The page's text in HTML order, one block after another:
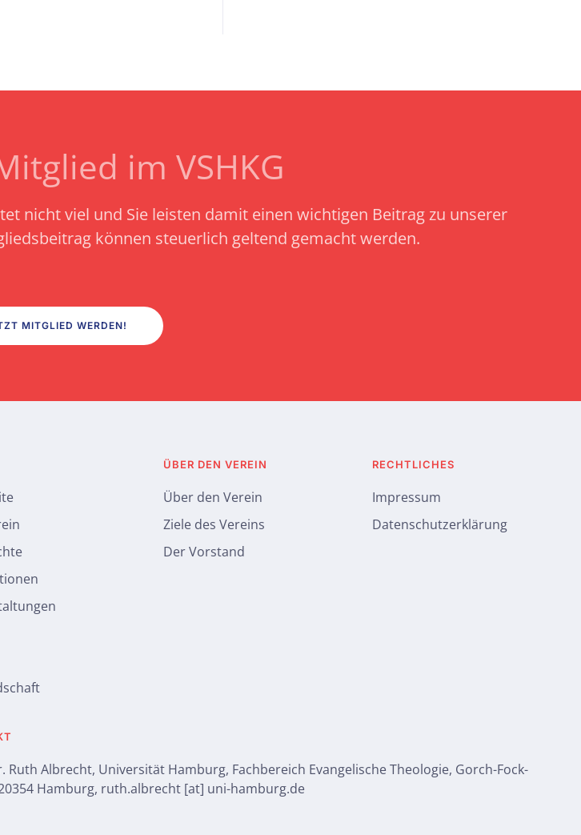
im VSHKG
nicht viel und Sie leisten damit einen wichtigen Beitrag zu unserer
können steuerlich geltend gemacht werden.
MITGLIED WERDEN!
ÜBER DEN VEREIN
Über den Verein
Ziele des Vereins
Der Vorstand
RECHTLICHES
Impressum
Datenschutzerklärung
Ruth Albrecht, Universität Hamburg, Fachbereich Evangelische Theologie, Gorch-Fock-
Hamburg, ruth.albrecht [at] uni-hamburg.de